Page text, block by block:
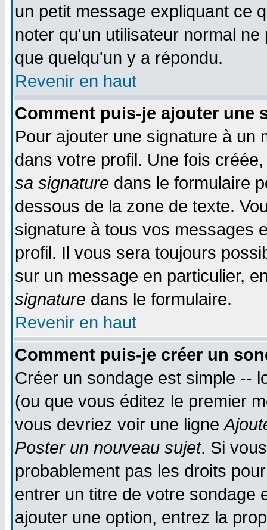
un petit message expliquant ce
noter qu'un utilisateur normal
que quelqu'un y a répondu.
Revenir en haut
Comment puis-je ajouter une
Pour ajouter une signature à un
dans votre profil. Une fois
sa signature dans le formulaire
dessous de la zone de texte.
signature à tous vos messages
profil. Il vous sera toujours
sur un message en particulier,
signature dans le formulaire.
Revenir en haut
Comment puis-je créer un
Créer un sondage est simple --
(ou que vous éditez le premier
vous devriez voir une ligne
Poster un nouveau sujet. Si
probablement pas les droits
entrer un titre de votre sondage
ajouter une option, entrez la